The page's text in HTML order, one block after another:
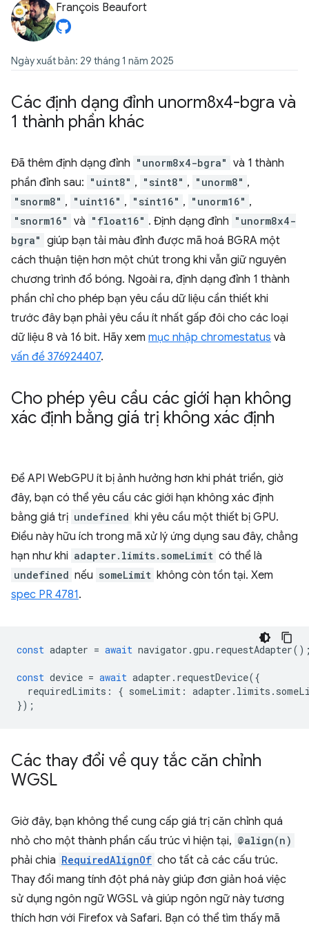
François Beaufort
Ngày xuất bản: 29 tháng 1 năm 2025
Các định dạng đỉnh unorm8x4-bgra và
1 thành phần khác
Đã thêm định dạng đỉnh "unorm8x4-bgra" và 1 thành
phần đỉnh sau: "uint8" , "sint8" , "unorm8" ,
"snorm8" , "uint16" , "sint16" , "unorm16" ,
"snorm16" và "float16" . Định dạng đỉnh "unorm8x4-
bgra" giúp bạn tải màu đỉnh được mã hoá BGRA một
cách thuận tiện hơn một chút trong khi vẫn giữ nguyên
chương trình đổ bóng. Ngoài ra, định dạng đỉnh 1 thành
phần chỉ cho phép bạn yêu cầu dữ liệu cần thiết khi
trước đây bạn phải yêu cầu ít nhất gấp đôi cho các loại
dữ liệu 8 và 16 bit. Hãy xem mục nhập chromestatus và
vấn đề 376924407.
Cho phép yêu cầu các giới hạn không
xác định bằng giá trị không xác định
Để API WebGPU ít bị ảnh hưởng hơn khi phát triển, giờ
đây, bạn có thể yêu cầu các giới hạn không xác định
bằng giá trị undefined khi yêu cầu một thiết bị GPU.
Điều này hữu ích trong mã xử lý ứng dụng sau đây, chẳng
hạn như khi adapter.limits.someLimit có thể là
undefined nếu someLimit không còn tồn tại. Xem
spec PR 4781.
const adapter = await navigator .gpu . requestAdapter
const device = await adapter . requestDevice({
requiredLimits : { someLimit : adapter . limits .
});
Các thay đổi về quy tắc căn chỉnh
WGSL
Giờ đây, bạn không thể cung cấp giá trị căn chỉnh quá
nhỏ cho một thành phần cấu trúc vì hiện tại, @align(n)
phải chia RequiredAlignOf cho tất cả các cấu trúc.
Thay đổi mang tính đột phá này giúp đơn giản hoá việc
sử dụng ngôn ngữ WGSL và giúp ngôn ngữ này tương
thích hơn với Firefox và Safari. Bạn có thể tìm thấy mã